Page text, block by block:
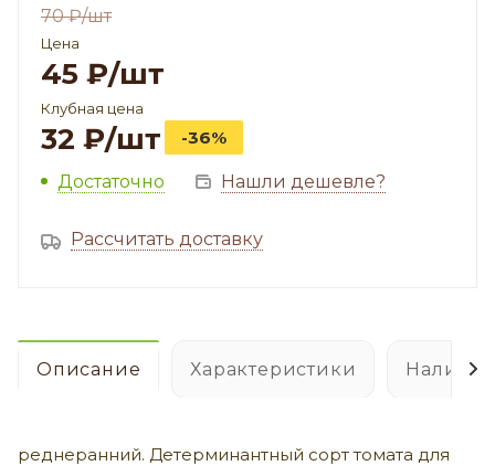
70₽/шт
Цена
45 ₽/шт
Клубная цена
32 ₽/шт -36%
Достаточно Нашли дешевле?
Рассчитать доставку
Описание Характеристики
реднеранний. Детерминантный сорт томата для